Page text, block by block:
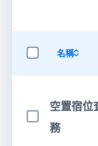
名稱
選擇項目
空置宿位
務